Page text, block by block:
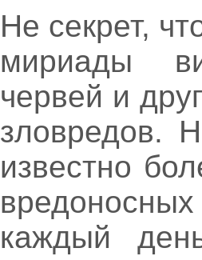
Не секрет,
мириады
червей и
зловредов.
известно
каждый